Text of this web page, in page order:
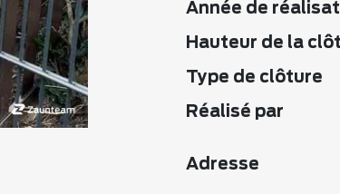
Année de
Hauteur de la
Type de clôture
Réalisé par
Adresse